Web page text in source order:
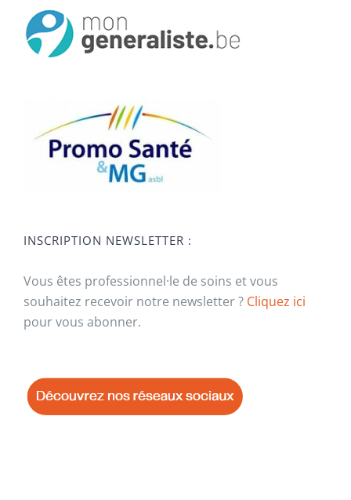
INSCRIPTION NEWSLETTER :
Vous êtes professionnel·le de soins et vous
souhaitez recevoir notre newsletter ? Cliquez ici
pour vous abonner.